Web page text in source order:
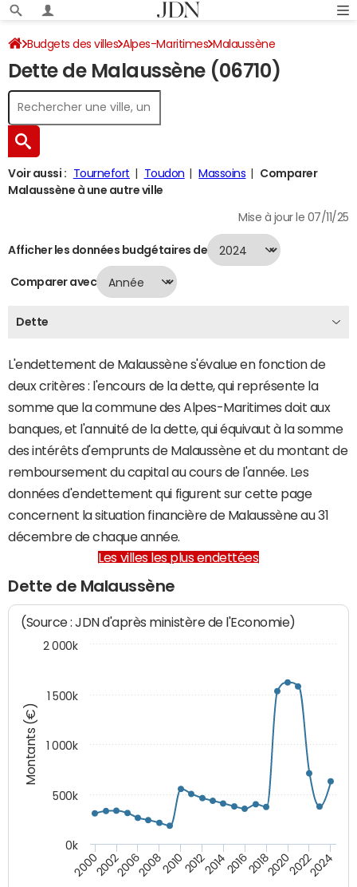
Budgets des villes Alpes-Maritimes Malaussène
Dette au 31/12/2024
Dette de Malaussène (06710)
Voir aussi : Tournefort Toudon Massoins
Comparer
Malaussène à une autre ville
Mise à jour le 07/11/25
Afficher les données budgétaires de
Comparer avec
Dette
L'endettement de Malaussène s'évalue en fonction de
deux critères : l'encours de la dette, qui représente la
somme que la commune des Alpes-Maritimes doit aux
banques, et l'annuité de la dette, qui équivaut à la somme
des intérêts d'emprunts de Malaussène et du montant de
remboursement du capital au cours de l'année. Les
données d'endettement qui figurent sur cette page
concernent la situation financière de Malaussène au 31
décembre de chaque année.
Les villes les plus endettées
Dette de Malaussène
Montants (€)
(Source : JDN d'après ministère de l'Economie)
200020022006200820102012201420162018202020222024
0k
500k
1 000k
1 500k
2 000k